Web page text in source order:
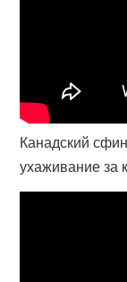
Канадский
ухаживание за